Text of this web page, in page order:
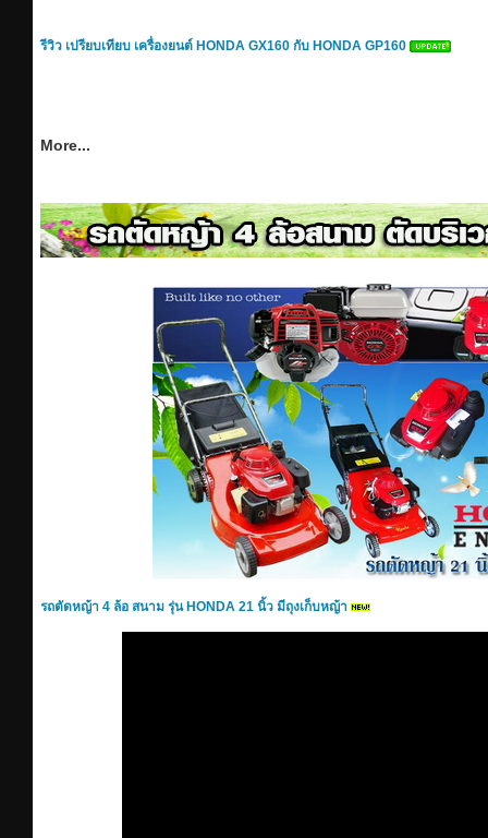
รีวิว เปรียบเทียบ เครื่องยนต์ HONDA GX160 กับ HONDA GP160
More...
รถตัดหญ้า 4 ล้อ สนาม รุ่น HONDA 21 นิ้ว มีถุงเก็บหญ้า